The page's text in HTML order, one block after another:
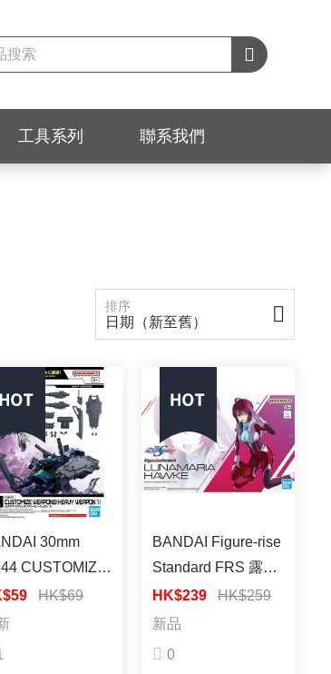
工具系列 聯系我們
排序
日期（新至舊）
30mm
CUSTOMIZE
1） 30分
HK$69
BANDAI Figure-rise
Standard FRS 露娜
瑪利亞 賀古 機動戰
士高達 SEED
HK$239 HK$259
新品
0